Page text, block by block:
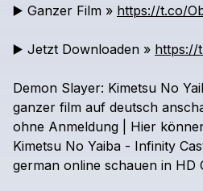
Check your
▶️ Ganzer Film » https://t.co/
▶️ Jetzt Downloaden » https://
Demon Slayer: Kimetsu No
ganzer film auf deutsch
ohne Anmeldung Hier
Kimetsu No Yaiba - Infinity
german online schauen in HD